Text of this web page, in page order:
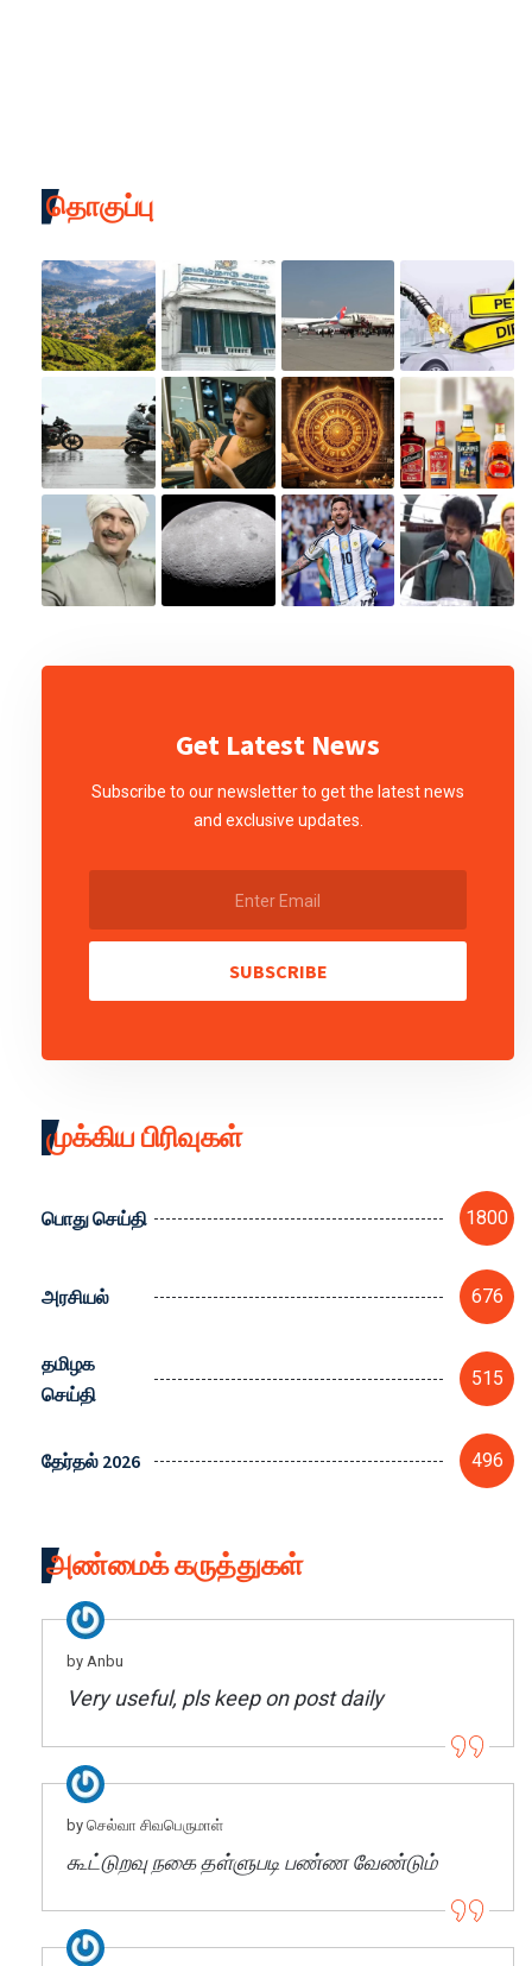
தொகுப்பு
Get Latest News
Subscribe to our newsletter to get the latest news
and exclusive updates.
SUBSCRIBE
முக்கிய பிரிவுகள்
பொது செய்தி 1800
அரசியல் 676
தமிழக
செய்தி
515
தேர்தல் 2026 496
அண்மைக் கருத்துகள்
by Anbu
Very useful, pls keep on post daily
by செல்வா சிவபெருமாள்
கூட்டுறவு நகை தள்ளுபடி பண்ண வேண்டும்